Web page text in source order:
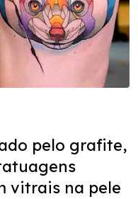
pelo grafite,
vitrais na pele